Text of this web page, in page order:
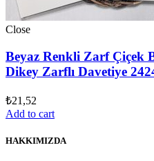
Close
Beyaz Renkli Zarf Çiçek
Dikey Zarflı Davetiye
₺21,52
Add to cart
HAKKIMIZDA